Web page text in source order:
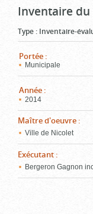
Inventaire
Type : Inventaire-
Portée :
Municipale
Année :
2014
Maître d'oeuvre :
Ville de Nicolet
Exécutant :
Bergeron Gagnon